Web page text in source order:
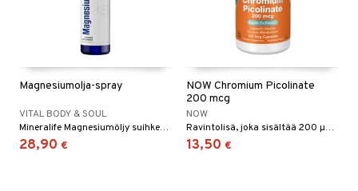
Magnesiumolja-spray
VITAL BODY & SOUL
Mineralife Magnesiumöljy suihkemuodossa ulkoiseen käyttöön.
28,90 €
NOW Chromium Picolinate
200 mcg
NOW
Ravintolisä, joka sisältää 200 µg kromia päivittäisessä annoksessa.
13,50 €